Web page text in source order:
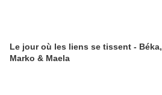
Le jour où les liens se tissent - Béka,
Marko & Maela